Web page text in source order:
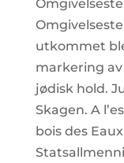
utkommet
markering
jødisk hold.
Skagen. A
bois des